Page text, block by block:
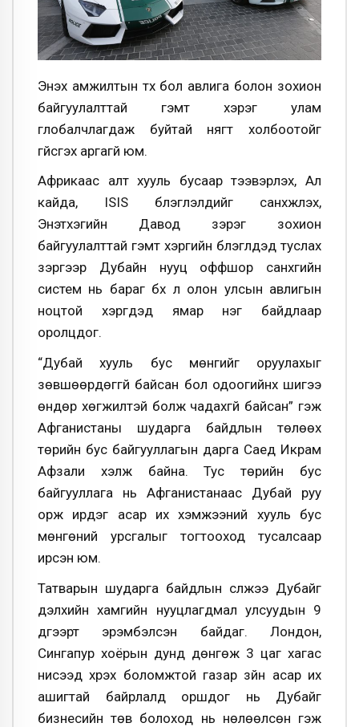
Энэхүү амжилтын түүх бол авлига болон зохион
байгуулалттай гэмт хэрэг улам
глобалчлагдаж буйтай нягт холбоотойг
үгүйсгэх аргагүй юм.
Африкаас алт хууль бусаар тээвэрлэх, Ал
кайда, ISIS бүлэглэлүүдийг санхүүжүүлэх,
Энэтхэгийн Давод зэрэг зохион
байгуулалттай гэмт хэргийн бүлэглүүдэд туслах
зэргээр Дубайн нууц оффшор санхүүгийн
систем нь бараг бүх л олон улсын авлигын
ноцтой хэргүүдэд ямар нэг байдлаар
оролцдог.
“Дубай хууль бус мөнгийг оруулахыг
зөвшөөрдөггүй байсан бол одоогийнх шигээ
өндөр хөгжилтэй болж чадахгүй байсан” гэж
Афганистаны шударга байдлын төлөөх
төрийн бус байгууллагын дарга Саед Икрам
Афзали хэлж байна. Тус төрийн бус
байгууллага нь Афганистанаас Дубай руу
орж ирдэг асар их хэмжээний хууль бус
мөнгөний урсгалыг тогтооход тусалсаар
ирсэн юм.
Татварын шударга байдлын сүлжээ Дубайг
дэлхийн хамгийн нууцлагдмал улсуудын 9
дүгээрт эрэмбэлсэн байдаг. Лондон,
Сингапур хоёрын дунд дөнгөж 3 цаг хагас
нисээд хүрэх боломжтой газар зүйн асар их
ашигтай байрлалд оршдог нь Дубайг
бизнесийн төв болоход нь нөлөөлсөн гэж